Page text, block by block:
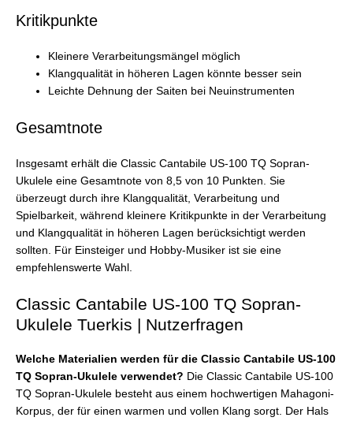
Kritikpunkte
Kleinere Verarbeitungsmängel möglich
Klangqualität in höheren Lagen könnte besser sein
Leichte Dehnung der Saiten bei Neuinstrumenten
Gesamtnote
Insgesamt erhält die Classic Cantabile US-100 TQ Sopran-
Ukulele eine Gesamtnote von 8,5 von 10 Punkten. Sie
überzeugt durch ihre Klangqualität, Verarbeitung und
Spielbarkeit, während kleinere Kritikpunkte in der Verarbeitung
und Klangqualität in höheren Lagen berücksichtigt werden
sollten. Für Einsteiger und Hobby-Musiker ist sie eine
empfehlenswerte Wahl.
Classic Cantabile US-100 TQ Sopran-
Ukulele Tuerkis | Nutzerfragen
Welche Materialien werden für die Classic Cantabile US-100
TQ Sopran-Ukulele verwendet? Die Classic Cantabile US-100
TQ Sopran-Ukulele besteht aus einem hochwertigen Mahagoni-
Korpus, der für einen warmen und vollen Klang sorgt. Der Hals